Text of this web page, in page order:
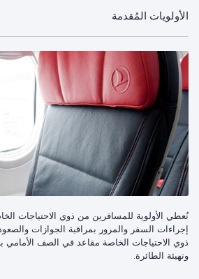
الأولويات المُقدمة
نُعطي الأولوية للمسافرين من ذوي الاحتياجات
إجراءات السفر والمرور بمراقبة الجوازات
ذوي الاحتياجات الخاصة مقاعد في الصف الأمامي
وتهيئة الطائرة.